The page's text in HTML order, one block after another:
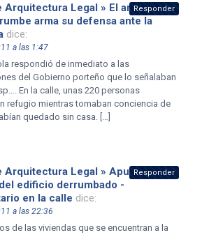
Arquitectura Legal » El arquitecto
arma su defensa ante la
dice:
a las 1:47
respondió de inmediato a las
del Gobierno porteño que lo señalaban
En la calle, unas 220 personas
refugio mientras tomaban conciencia de
quedado sin casa. […]
Responder
Arquitectura Legal » Apuntalan los
edificio derrumbado -
en la calle dice:
a las 22:36
de las viviendas que se encuentran a la
Responder